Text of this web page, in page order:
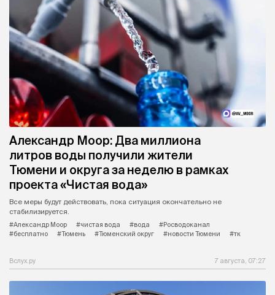
Александр Моор: Два миллиона
литров воды получили жители
Тюмени и округа за неделю в рамках
проекта «Чистая вода»
Все меры будут действовать, пока ситуация окончательно не
стабилизируется.
#Александр Моор
#чистая вода #вода
#Росводоканал
#бесплатно
#Тюмень #Тюменский округ #новости Тюмени #тк
Вслух.ру 7 августа, 07:27